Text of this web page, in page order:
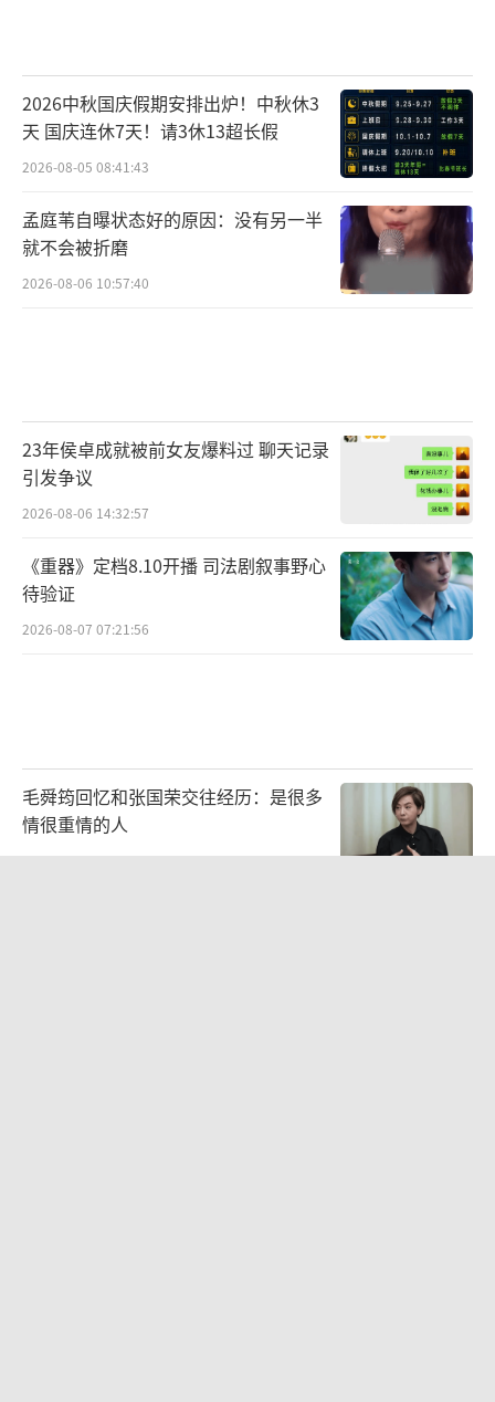
传承历史是为了更好地走向未来，从与国
际行业模式接轨的先行主题音乐会，到推广曲
上线、数字专辑发行，在不断探索全新产业模
式的同时，也在探索打破行业惯性思维、激发
行业活力的决心与信心。
（责任编辑：郭一楠 CK001）
2026中秋国庆假期安排出炉！中秋休3
天 国庆连休7天！请3休13超长假
2026-08-05 08:41:43
孟庭苇自曝状态好的原因：没有另一半
就不会被折磨
2026-08-06 10:57:40
23年侯卓成就被前女友爆料过 聊天记录
引发争议
2026-08-06 14:32:57
《重器》定档8.10开播 司法剧叙事野心
待验证
2026-08-07 07:21:56
毛舜筠回忆和张国荣交往经历：是很多
情很重情的人
2026-07-28 11:00:25